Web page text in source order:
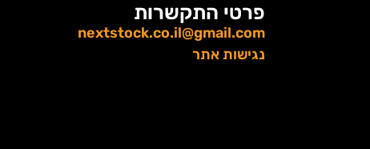
פרטי התקשרות
nextstock.co.il@gmail.com
נגישות אתר